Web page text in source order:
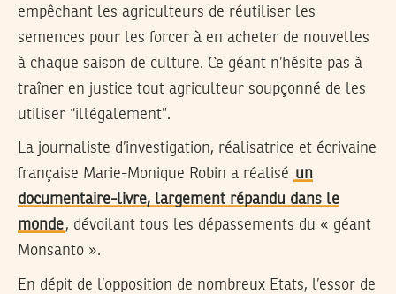
empêchant les agriculteurs de réutiliser les
semences pour les forcer à en acheter de nouvelles
à chaque saison de culture. Ce géant n’hésite pas à
traîner en justice tout agriculteur soupçonné de les
utiliser “illégalement”.
La journaliste d’investigation, réalisatrice et écrivaine
française Marie-Monique Robin a réalisé un
documentaire-livre, largement répandu dans le
monde, dévoilant tous les dépassements du « géant
Monsanto ».
En dépit de l’opposition de nombreux Etats, l’essor de